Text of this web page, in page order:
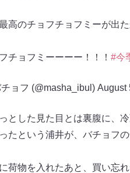
高のチョフチョフミーが出
チョフミーーーー！！！ #今
ョフ (@masha_ibul) August
とした見た目とは裏腹に、
たという浦井が、バチョフ
荷物を入れたあと、買い忘